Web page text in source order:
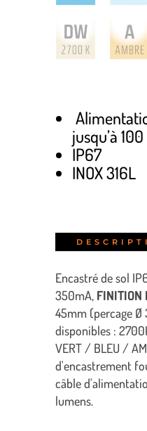
jusqu’à
IP67
INOX 316L
Encastré de sol
350mA, FINITION
45mm (percage Ø
disponibles :
VERT / BLEU /
d'encastrement
câble
lumens.